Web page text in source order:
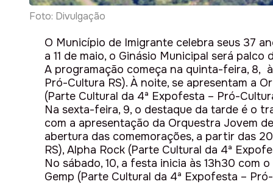
Foto: Divulgação
O Município de Imigrante celebra seus 37
a 11 de maio, o Ginásio Municipal será
A programação começa na quinta-feira, 8,
Pró-Cultura RS). À noite, se apresentam a
(Parte Cultural da 4ª Expofesta – Pró-
Na sexta-feira, 9, o destaque da tarde é o
com a apresentação da Orquestra Jovem
abertura das comemorações, a partir das
RS), Alpha Rock (Parte Cultural da 4ª
No sábado, 10, a festa inicia às 13h30 com
Gemp (Parte Cultural da 4ª Expofesta –